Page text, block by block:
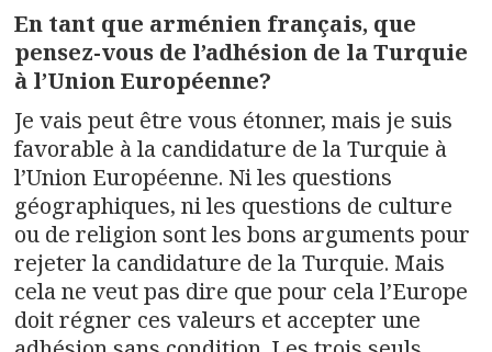
En tant que arménien français, que
pensez-vous de l’adhésion de la Turquie
à l’Union Européenne?
Je vais peut être vous étonner, mais je suis
favorable à la candidature de la Turquie à
l’Union Européenne. Ni les questions
géographiques, ni les questions de culture
ou de religion sont les bons arguments pour
rejeter la candidature de la Turquie. Mais
cela ne veut pas dire que pour cela l’Europe
doit régner ces valeurs et accepter une